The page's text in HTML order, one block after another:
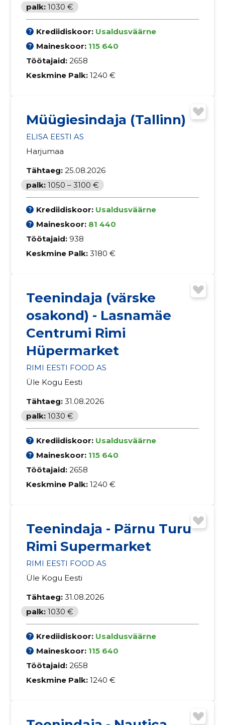
palk: 1030 €
Krediidiskoor: Usaldusväärne
Maineskoor: 115 640
Töötajaid: 2658
Keskmine Palk: 1240 €
Müügiesindaja (Tallinn)
ELISA EESTI AS
Harjumaa
Tähtaeg: 25.08.2026
palk: 1050 – 3100 €
Krediidiskoor: Usaldusväärne
Maineskoor: 81 440
Töötajaid: 938
Keskmine Palk: 3180 €
Teenindaja (värske
osakond) - Lasnamäe
Centrumi Rimi
Hüpermarket
RIMI EESTI FOOD AS
Üle Kogu Eesti
Tähtaeg: 31.08.2026
palk: 1030 €
Krediidiskoor: Usaldusväärne
Maineskoor: 115 640
Töötajaid: 2658
Keskmine Palk: 1240 €
Teenindaja - Pärnu Turu
Rimi Supermarket
RIMI EESTI FOOD AS
Üle Kogu Eesti
Tähtaeg: 31.08.2026
palk: 1030 €
Krediidiskoor: Usaldusväärne
Maineskoor: 115 640
Töötajaid: 2658
Keskmine Palk: 1240 €